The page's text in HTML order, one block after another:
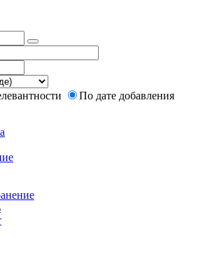
По дате добавления